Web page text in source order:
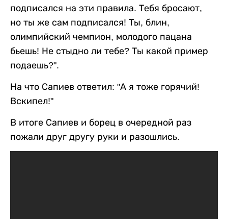
подписался на эти правила. Тебя бросают,
но ты же сам подписался! Ты, блин,
олимпийский чемпион, молодого пацана
бьешь! Не стыдно ли тебе? Ты какой пример
подаешь?".
На что Сапиев ответил: "А я тоже горячий!
Вскипел!"
В итоге Сапиев и борец в очередной раз
пожали друг другу руки и разошлись.